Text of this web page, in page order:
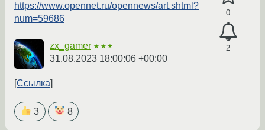
0
2
https://www.opennet.ru/opennews/art.shtml?
num=59686
zx_gamer ★★★
31.08.2023 18:00:06 +00:00
Ссылка
3 8